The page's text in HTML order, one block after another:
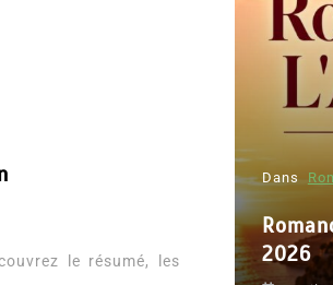
le résumé, les
Dans
2026